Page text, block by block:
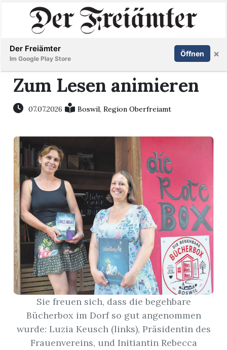
Immobilien
Stellen
E-
Paper
Newsletter
App
Inserieren Abonnieren Anmelden
Zum Lesen animieren
07.07.2026 Boswil,Region Oberfreiamt
Sie freuen sich, dass die begehbare
Bücherbox im Dorf so gut angenommen
wurde: Luzia Keusch (links), Präsidentin des
Frauenvereins, und Initiantin Rebecca
Der Freiämter
Im Google Play Store
Öffnen ×